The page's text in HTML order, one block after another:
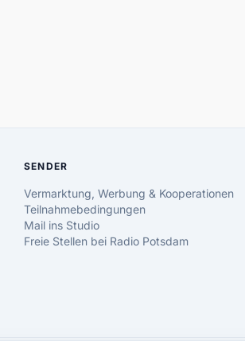
SENDER
Vermarktung, Werbung & Kooperationen
Teilnahmebedingungen
Mail ins Studio
Freie Stellen bei Radio Potsdam